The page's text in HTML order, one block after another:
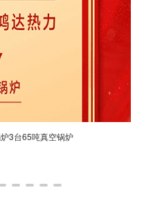
3台65吨真空锅炉